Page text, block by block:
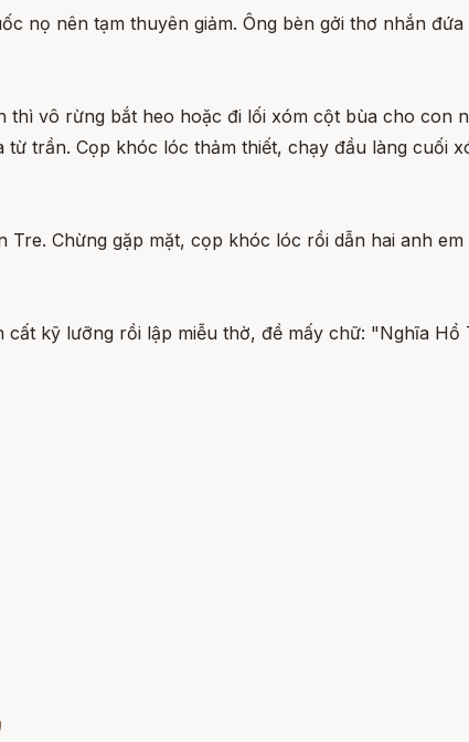
nọ nên tạm thuyên giảm. Ông bèn gởi thơ nhắn
thì vô rừng bắt heo hoặc đi lối xóm cột bùa cho con
từ trần. Cọp khóc lóc thảm thiết, chạy đầu làng cuối
Tre. Chừng gặp mặt, cọp khóc lóc rồi dẫn hai anh
kỹ lưỡng rồi lập miễu thờ, đề mấy chữ: "Nghĩa